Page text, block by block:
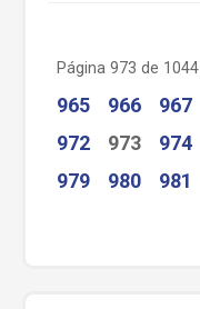
Página 973 de 1044
965
966 967
972
973 974
979
980 981